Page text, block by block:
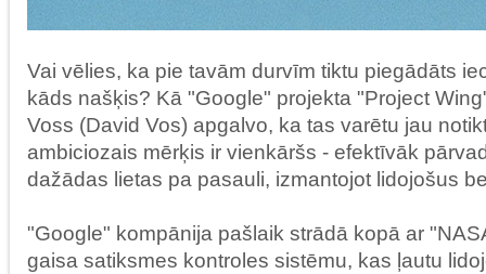
Vai vēlies, ka pie tavām durvīm tiktu piegādāts
kāds našķis? Kā "Google" projekta "Project
Voss (David Vos) apgalvo, ka tas varētu jau
ambiciozais mērķis ir vienkāršs - efektīvāk
dažādas lietas pa pasauli, izmantojot lidojošus
"Google" kompānija pašlaik strādā kopā ar
gaisa satiksmes kontroles sistēmu, kas ļautu